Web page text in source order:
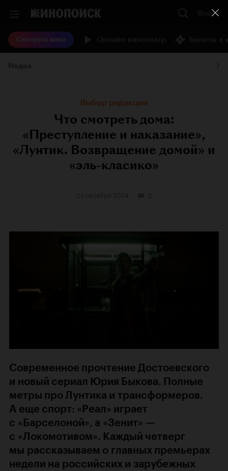
Войти
Смотреть кино
Выбор редакции
Что смотреть дома:
«Преступление и наказание»,
«Лунтик. Возвращение домой» и
«эль-класико»
Современное прочтение Достоевского
и новый сериал Юрия Быкова. Полные
метры про Лунтика и трансформеров.
А еще спорт: «Реал» играет
с «Барселоной», а «Зенит» —
с «Локомотивом». Каждый четверг
мы рассказываем о главных премьерах
недели на российских и зарубежных